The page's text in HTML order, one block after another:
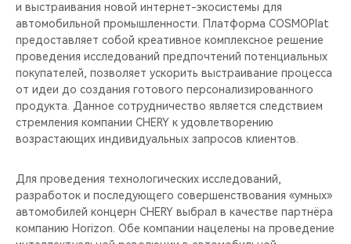
CHERY REMOTE
CHERY И СПОРТ
НАШИ МЕРОПРИЯТИЯ
ВИДЕООБЗОРЫ
CHERY ДЛЯ ДЕТЕЙ
и выстраивания новой интернет-экосистемы для
автомобильной промышленности. Платформа COSMOPlat
предоставляет собой креативное комплексное решение
проведения исследований предпочтений потенциальных
покупателей, позволяет ускорить выстраивание процесса
от идеи до создания готового персонализированного
продукта. Данное сотрудничество является следствием
стремления компании CHERY к удовлетворению
возрастающих индивидуальных запросов клиентов.
Для проведения технологических исследований,
разработок и последующего совершенствования «умных»
автомобилей концерн CHERY выбрал в качестве партнёра
компанию Horizon. Обе компании нацелены на проведение